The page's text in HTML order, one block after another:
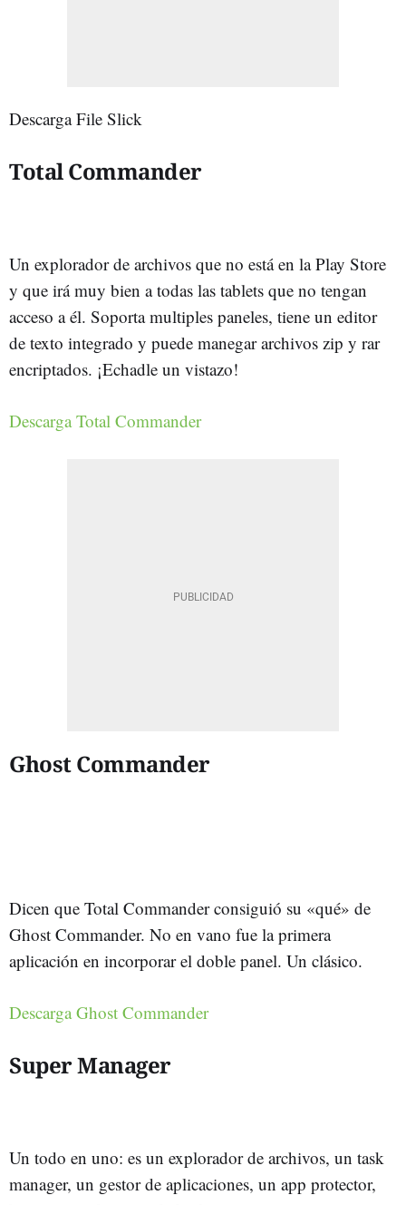
Descarga File Slick
Total Commander
Un explorador de archivos que no está en la Play Store
y que irá muy bien a todas las tablets que no tengan
acceso a él. Soporta multiples paneles, tiene un editor
de texto integrado y puede manegar archivos zip y rar
encriptados. ¡Echadle un vistazo!
Descarga Total Commander
Ghost Commander
Dicen que Total Commander consiguió su «qué» de
Ghost Commander. No en vano fue la primera
aplicación en incorporar el doble panel. Un clásico.
Descarga Ghost Commander
Super Manager
Un todo en uno: es un explorador de archivos, un task
manager, un gestor de aplicaciones, un app protector,